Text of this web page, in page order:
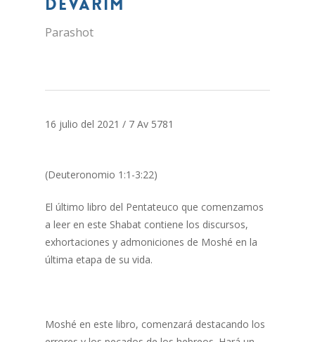
Devarim
Parashot
16 julio del 2021 / 7 Av 5781
(Deuteronomio 1:1-3:22)
El último libro del Pentateuco que comenzamos
a leer en este Shabat contiene los discursos,
exhortaciones y admoniciones de Moshé en la
última etapa de su vida.
Moshé en este libro, comenzará destacando los